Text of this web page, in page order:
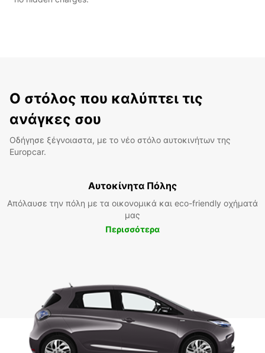
Ο στόλος που καλύπτει τις
ανάγκες σου
Οδήγησε ξέγνοιαστα, με το νέο στόλο αυτοκινήτων της
Europcar.
Αυτοκίνητα Πόλης
Απόλαυσε την πόλη με τα οικονομικά και eco-friendly οχήματά
μας
Περισσότερα